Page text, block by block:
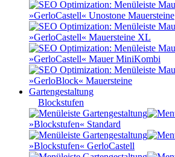
»GerloCastell« Unostone Mauersteine
»GerloCastell« Mauersteine XL
»GerloCastell« Mauer MiniKombi
»GerloBlock« Mauersteine
Gartengestaltung
Blockstufen
»Blockstufen« Standard
»Blockstufen« GerloCastell